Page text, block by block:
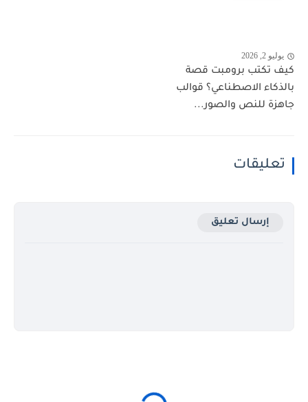
يوليو 2, 2026
كيف تكتب برومبت قصة
بالذكاء الاصطناعي؟ قوالب
جاهزة للنص والصور...
تعليقات
إرسال تعليق